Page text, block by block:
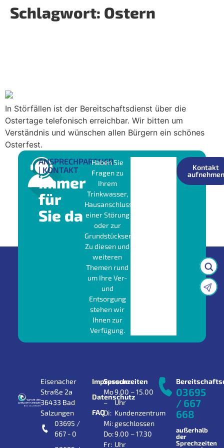
Schlagwort: Ostern
In Störfällen ist der Bereitschaftsdienst über die
Ostertage telefonisch erreichbar. Wir bitten um
Verständnis und wünschen allen Bürgern ein schönes
Osterfest.
ANSPRECHPARTNER
| KONTAKT
Immer
für
Sie da
Haben Sie
Fragen zu
Ihrem
Trinkwasser,
Hausanschluss,
einer Störung
oder zur
Grundstücksentwässerung?
Zu diesen und
weiteren
Themen rund
um Ihre Ver-
und
Entsorgung
stehen wir
Ihnen zur
Verfügung.
Kontakt
aufnehmen
Eisenacher
Straße 2a
36433 Bad
Salzungen
03695 /
667 - 0
Impressum
Datenschutz
FAQ
Sprechzeiten
Mo
–
Di:
Mi:
Do:
Fr:
9.00 – 15.00
Uhr
Kundenzentrum
geschlossen
9.00 – 17.30
Uhr
03695
/ 667
668
außerhalb
der
Sprechzeiten